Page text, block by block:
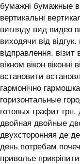
бумажні бумажные
вертикальні
вигляду вид видео
виходячи від відгук.
відправлення. візит
вікном вікон
встановити
гармонічно
горизонтальные
готовых графит
двойная двойные
двухсторонняя де
день потребам
приволье